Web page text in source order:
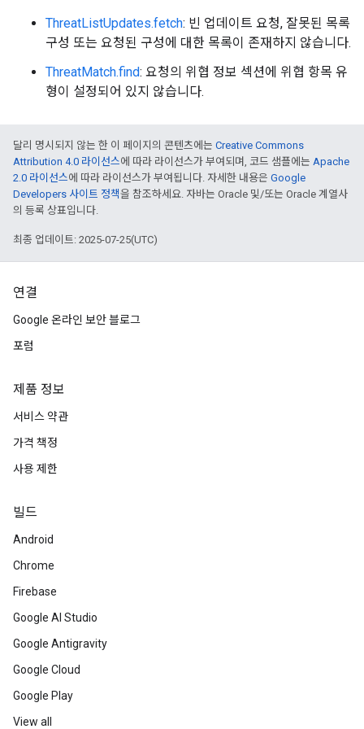
ThreatListUpdates.fetch: 빈 업데이트 요청, 잘못된 목록
구성 또는 요청된 구성에 대한 목록이 존재하지 않습니다.
ThreatMatch.find: 요청의 위협 정보 섹션에 위협 항목 유
형이 설정되어 있지 않습니다.
달리 명시되지 않는 한 이 페이지의 콘텐츠에는 Creative Commons
Attribution 4.0 라이선스에 따라 라이선스가 부여되며, 코드 샘플에는 Apache
2.0 라이선스에 따라 라이선스가 부여됩니다. 자세한 내용은 Google
Developers 사이트 정책을 참조하세요. 자바는 Oracle 및/또는 Oracle 계열사
의 등록 상표입니다.
최종 업데이트: 2025-07-25(UTC)
연결
Google 온라인 보안 블로그
포럼
제품 정보
서비스 약관
가격 책정
사용 제한
빌드
Android
Chrome
Firebase
Google AI Studio
Google Antigravity
Google Cloud
Google Play
View all